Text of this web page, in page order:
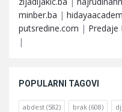
minber.ba |
putsredine.com | Predaje
|
POPULARNI TAGOVI
abdest (582) brak (608)